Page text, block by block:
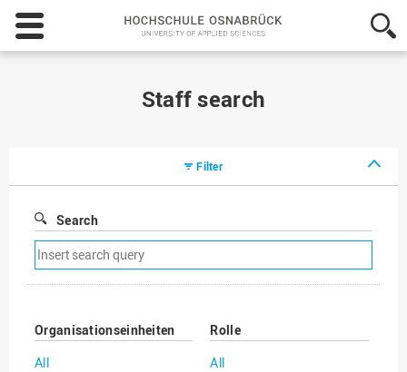
Hochschule
Osnabrück
-
Staff search
Filter
Search
Remove
search
filter
Organisationseinheiten
All
Rolle
All